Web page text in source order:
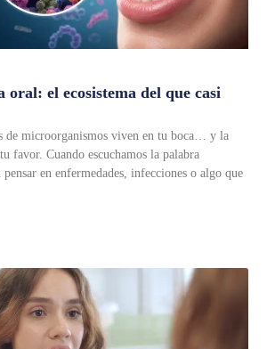
oral: el ecosistema del que casi
de microorganismos viven en tu boca… y la
favor. Cuando escuchamos la palabra
pensar en enfermedades, infecciones o algo que